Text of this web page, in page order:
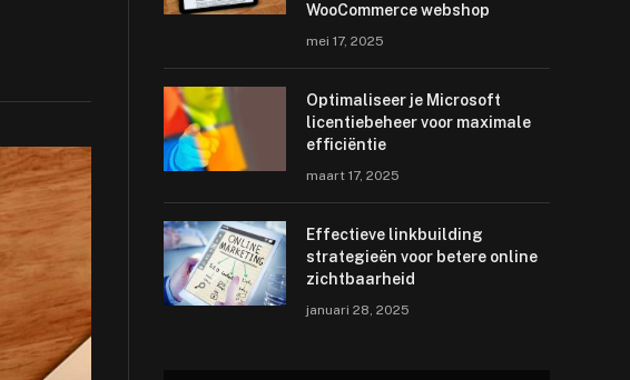
WooCommerce webshop
mei 17, 2025
Optimaliseer je Microsoft
licentiebeheer voor maximale
efficiëntie
maart 17, 2025
Effectieve linkbuilding
strategieën voor betere online
zichtbaarheid
januari 28, 2025